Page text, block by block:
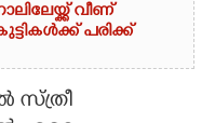
വീണ്
പരിക്ക്
സ്ത്രീ